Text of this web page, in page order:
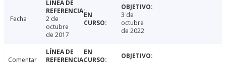
Fecha
2 de
octubre
de 2017
3 de
octubre
de 2022
Comentar